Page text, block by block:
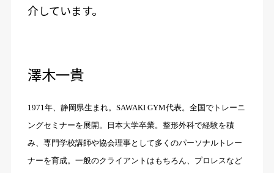
介しています。
澤木一貴
1971年、静岡県生まれ。SAWAKI GYM代表。全国でトレーニ
ングセミナーを展開。日本大学卒業。整形外科で経験を積
み、専門学校講師や協会理事として多くのパーソナルトレー
ナーを育成。一般のクライアントはもちろん、プロレスなど